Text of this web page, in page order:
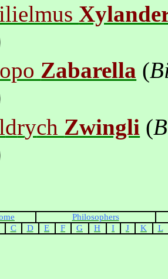
Zabarella (
drych Zwingli (
Philosophers
C D E F G H I J K L